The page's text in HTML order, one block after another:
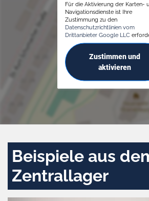
Für die Aktivierung der Karten-
Navigationsdienste ist Ihre
Zustimmung zu den
Datenschutzrichtlinien vom
Drittanbieter Google LLC
Zustimmen und
aktivieren
Beispiele aus
Zentrallager